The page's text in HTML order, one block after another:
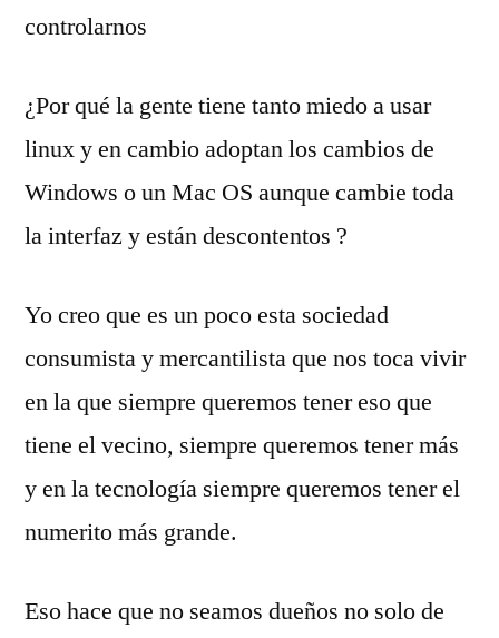
controlarnos
¿Por qué la gente tiene tanto miedo a usar
linux y en cambio adoptan los cambios de
Windows o un Mac OS aunque cambie toda
la interfaz y están descontentos ?
Yo creo que es un poco esta sociedad
consumista y mercantilista que nos toca vivir
en la que siempre queremos tener eso que
tiene el vecino, siempre queremos tener más
y en la tecnología siempre queremos tener el
numerito más grande.
Eso hace que no seamos dueños no solo de